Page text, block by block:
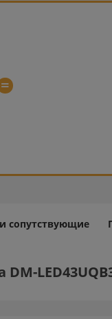
=
сопутствующие